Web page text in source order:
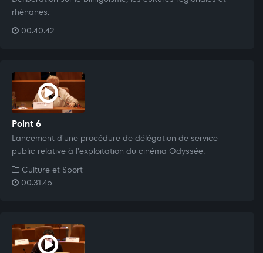
rhénanes.
00:40:42
Point 6
Lancement d'une procédure de délégation de service
public relative à l'exploitation du cinéma Odyssée.
Culture et Sport
00:31:45